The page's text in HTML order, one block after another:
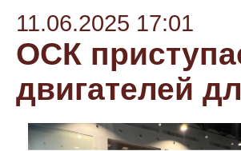
11.06.2025 17:01
ОСК
двигателей